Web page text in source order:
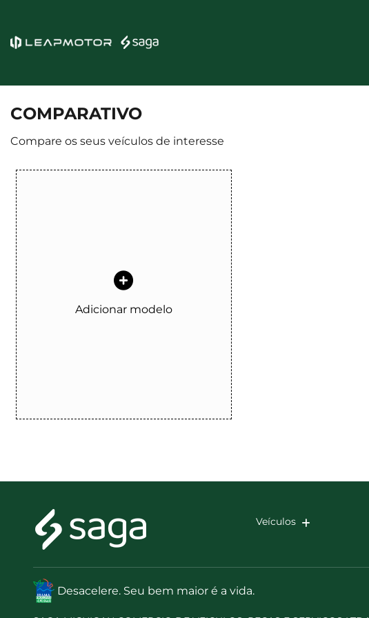
COMPARATIVO
Compare os seus veículos de interesse
Adicionar modelo
Veículos
Desacelere. Seu bem maior é a vida.